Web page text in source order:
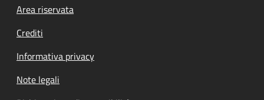
Footer menu
Area riservata
Crediti
Informativa privacy
Note legali